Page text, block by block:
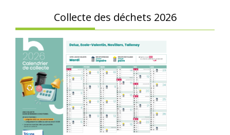
Collecte des déchets 2026